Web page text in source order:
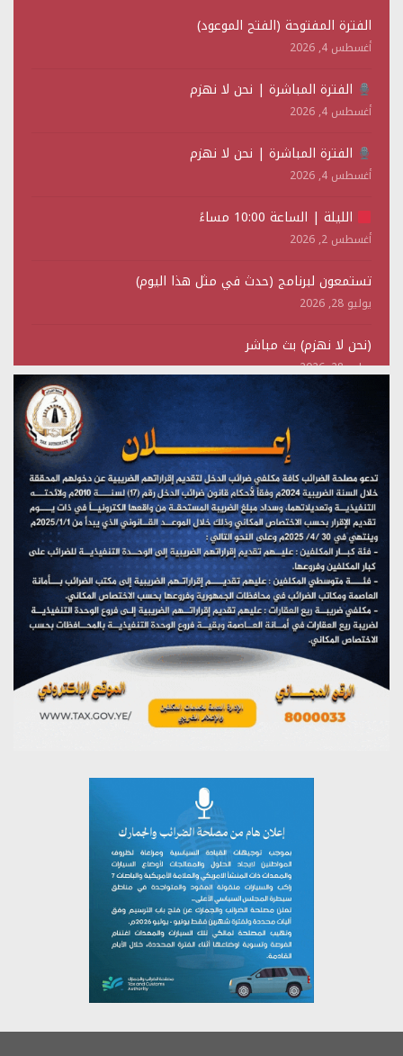
الفترة المفتوحة (الفتح الموعود)
أغسطس 4, 2026
الفترة المباشرة | نحن لا نهزم
أغسطس 4, 2026
الفترة المباشرة | نحن لا نهزم
أغسطس 4, 2026
الليلة | الساعة 10:00 مساءً
أغسطس 2, 2026
تستمعون لبرنامج (حدث في مثل هذا اليوم)
يوليو 28, 2026
(نحن لا نهزم) بث مباشر
يوليو 28, 2026
تستمعون لبرنامج (هندسة الوهم)
مؤتمر صحفي لمركز عين الإنسانية حول جرائم تحالف العدوان
على اليمن
يوليو 27, 2026
تستمعون لبرنامج (مع السيد القائد)
يوليو 26, 2026
تستمعون لبرنامج (خبر وعلم)
يوليو 26, 2026